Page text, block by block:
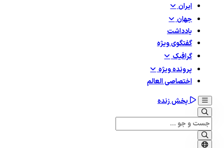
ایران
جهان
یادداشت
گفتگوی ویژه
گرافيک
پرونده ویژه
اختصاصی العالم
پخش زنده